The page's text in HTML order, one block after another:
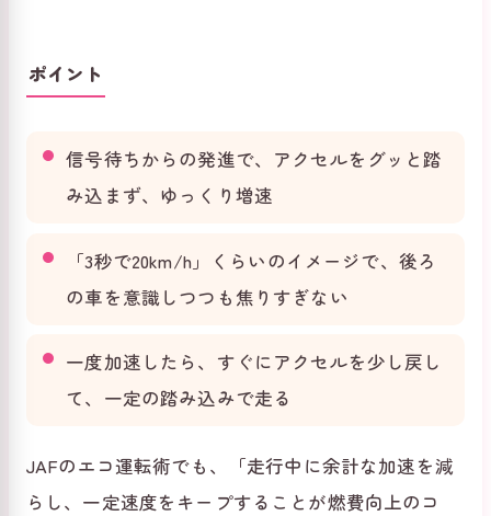
ポイント
信号待ちからの発進で、アクセルをグッと踏
み込まず、ゆっくり増速
「3秒で20km/h」くらいのイメージで、後ろ
の車を意識しつつも焦りすぎない
一度加速したら、すぐにアクセルを少し戻し
て、一定の踏み込みで走る
JAFのエコ運転術でも、「走行中に余計な加速を減
らし、一定速度をキープすることが燃費向上のコ